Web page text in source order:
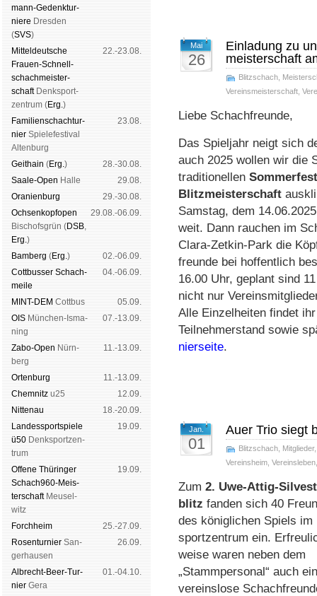
mann-Ge­denk­tur­
niere Dres­den
(SVS)
Mit­tel­deu­tsche
Frauen-Schnell­
schach­meis­ter­
schaftDenk­sport­
zen­trum (Erg.)
22.-23.08.
Familien­schach­tur­
nier Spiele­fes­ti­val
Al­ten­burg
23.08.
Geit­hain (Erg.)
28.-30.08.
Saale-Open Halle
29.08.
Oranien­burg
29.-30.08.
Och­sen­kopf­open
Bischofs­grün (DSB,
Erg.)
29.08.-06.09.
Bam­berg (Erg.)
02.-06.09.
Cott­busser Schach­
meile
04.-06.09.
MINT-DEM Cott­bus
05.09.
OIS Mün­chen-Is­ma­
ning
07.-13.09.
Zabo-Open Nürn­
berg
11.-13.09.
Orten­burg
11.-13.09.
Chem­nitz u25
12.09.
Nitte­nau
18.-20.09.
Landes­sport­spiele
ü50 Denk­sport­zen­
trum
19.09.
Offene Thü­rin­ger
Schach960-Meis­
ter­schaftMeu­sel­
witz
19.09.
Forch­heim
25.-27.09.
Rosen­tur­nier San­
ger­hau­sen
26.09.
Albrecht-Beer-Tur­
nier Ge­ra
01.-04.10.
Mai
26
Einladung zu
meis­ter­schaft
Blitzschach
Vereinsmeisterschaft
Liebe Schachfreunde,
Das Spiel­jahr neigt sich
auch 2025 wol­len wir die
tra­di­tio­nel­len Som­mer­fest
Blitz­meis­ter­schaft
Sams­tag, dem
weit. Dann rau­chen im
Clara-Zet­kin-Park die
freun­de bei hof­fent­lich
16.00 Uhr, ge­plant sind
nicht nur
Alle Ein­zel­hei­ten fin­det
Teil­neh­mer­stand so­wie
nier­sei­te.
Jan.
01
Auer Trio siegt
Blitzschach Mitglieder
Vereinsheim Vereinsleben
Zum 2. Uwe-Attig-
blitz fan­den sich 40
des kö­nig­li­chen Spiels
sport­zen­trum ein.
wei­se wa­ren neben dem
„Stamm­per­so­nal“ auch
ver­eins­lo­se